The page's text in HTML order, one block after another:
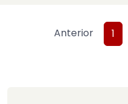
Anterior 1